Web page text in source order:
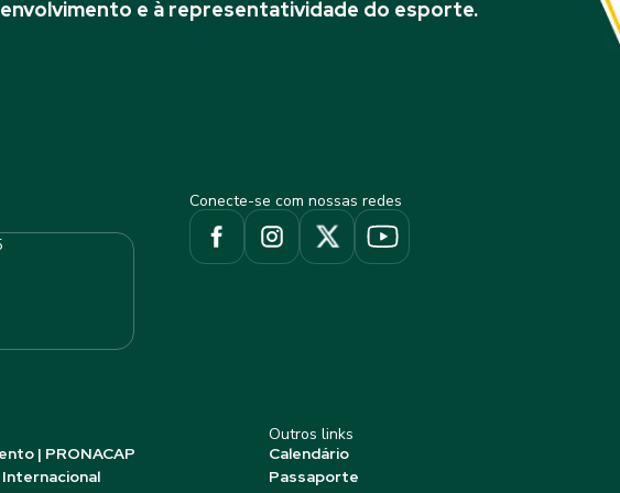
e à representatividade do esporte.
Conecte-se com nossas redes
| PRONACAP
Outros links
Calendário
Passaporte